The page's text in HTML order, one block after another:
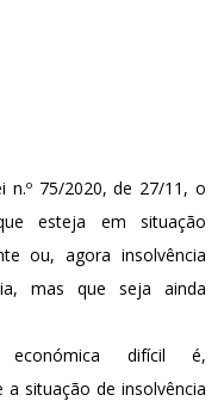
n.º 75/2020, de 27/11, o
esteja em situação
ou, agora insolvência
mas que seja ainda
difícil é,
a situação de insolvência